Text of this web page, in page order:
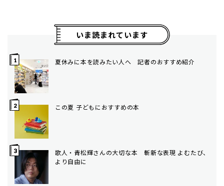
いま読まれています
夏休みに本を読みたい人へ 記者のおすすめ紹介
この夏 子どもにおすすめの本
歌人・青松輝さんの大切な本 斬新な表現 よむたび、
より自由に